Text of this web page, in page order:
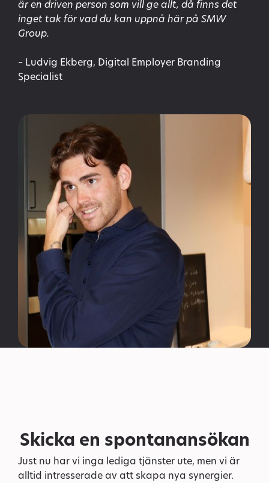
är en driven person som vill ge allt, då finns det
inget tak för vad du kan uppnå här på SMW
Group.
– Ludvig Ekberg, Digital Employer Branding
Specialist
Skicka en spontanansökan
Just nu har vi inga lediga tjänster ute, men vi är
alltid intresserade av att skapa nya synergier.